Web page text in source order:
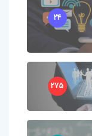
۲۴
۲۷۵